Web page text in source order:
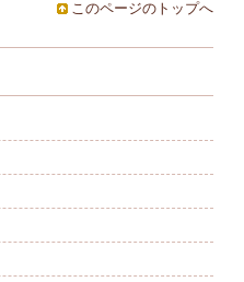
このページのトップへ